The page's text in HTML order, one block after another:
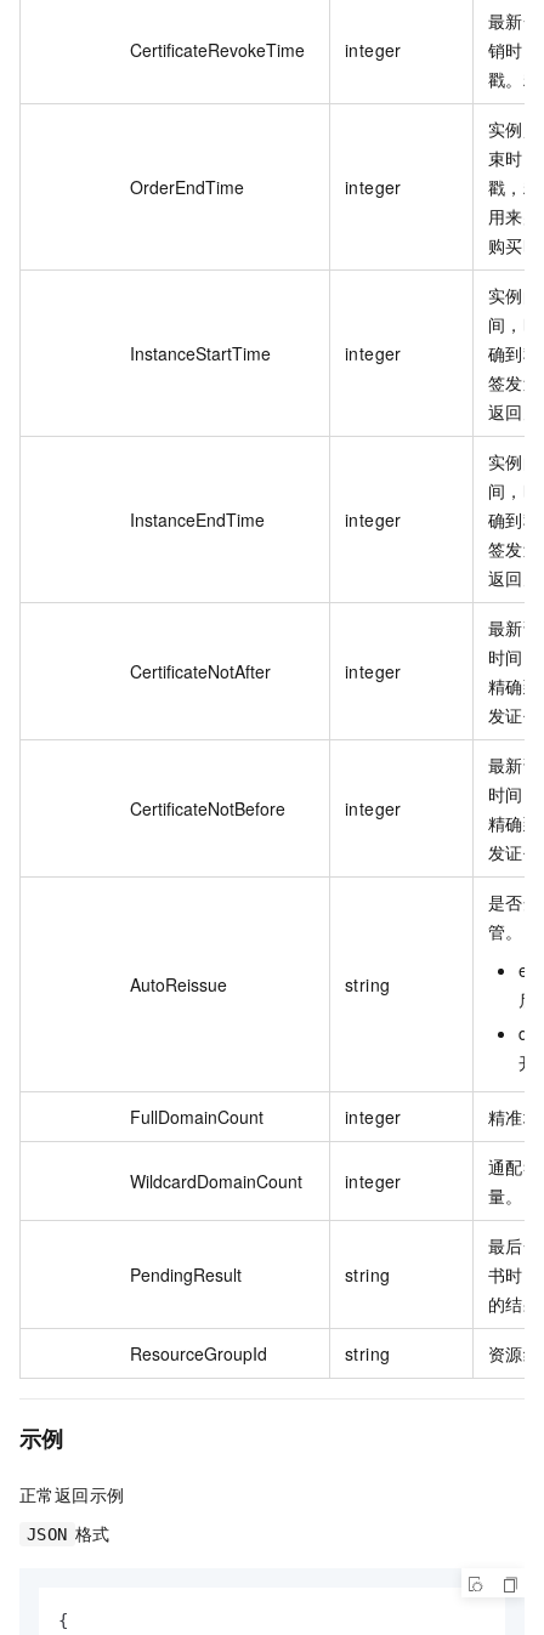
CertificateRevokeTime integer
最新
销时
戳。
OrderEndTime integer
实例
束时
戳，
用来
购买
InstanceStartTime integer
实例
间，
确到
签发
返回
InstanceEndTime integer
实例
间，
确到
签发
返回
CertificateNotAfter integer
最新
时间
精确
发证
CertificateNotBefore integer
最新
时间
精确
发证
AutoReissue string
是否
管。
启
开
FullDomainCount integer 精准
WildcardDomainCount integer
通配
量。
PendingResult string
最后
书时
的结
ResourceGroupId string 资源
示例
正常返回示例
JSON 格式
{